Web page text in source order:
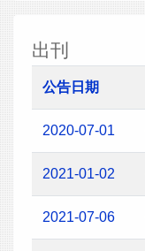
出刊
公告日期
2020-07-01
2021-01-02
2021-07-06